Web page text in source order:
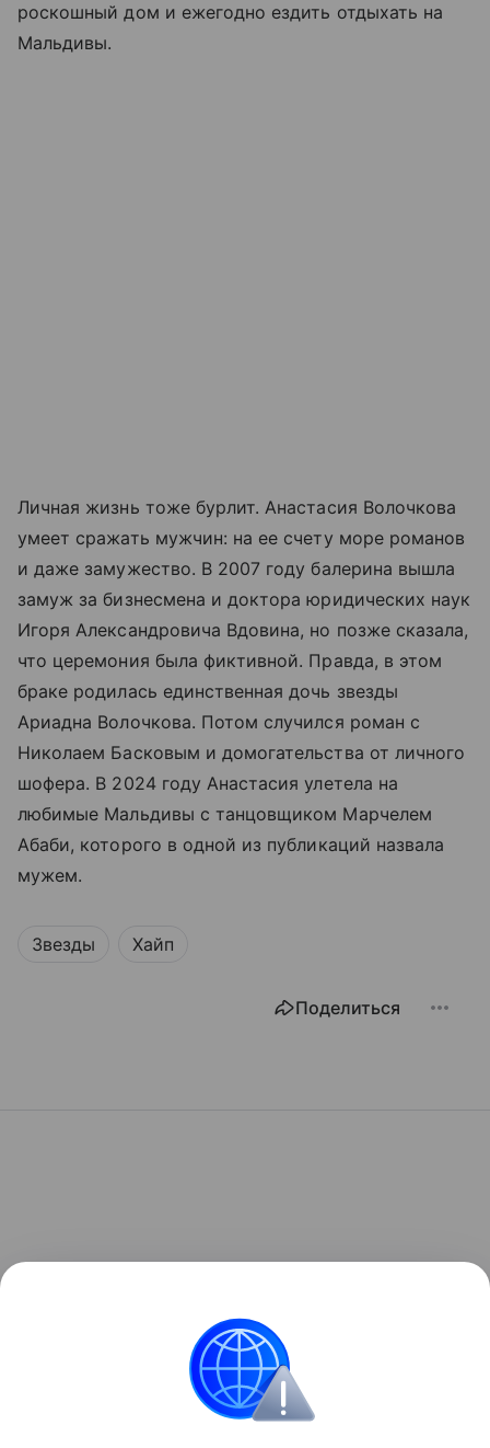
роскошный дом и ежегодно ездить отдыхать на
Мальдивы.
Личная жизнь тоже бурлит. Анастасия Волочкова
умеет сражать мужчин: на ее счету море романов
и даже замужество. В 2007 году балерина вышла
замуж за бизнесмена и доктора юридических наук
Игоря Александровича Вдовина, но позже сказала,
что церемония была фиктивной. Правда, в этом
браке родилась единственная дочь звезды
Ариадна Волочкова. Потом случился роман с
Николаем Басковым и домогательства от личного
шофера. В 2024 году Анастасия улетела на
любимые Мальдивы с танцовщиком Марчелем
Абаби, которого в одной из публикаций назвала
мужем.
Звезды Хайп
Поделиться